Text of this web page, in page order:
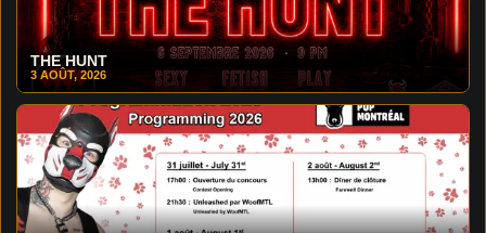
THE HUNT
3 AOÛT, 2026